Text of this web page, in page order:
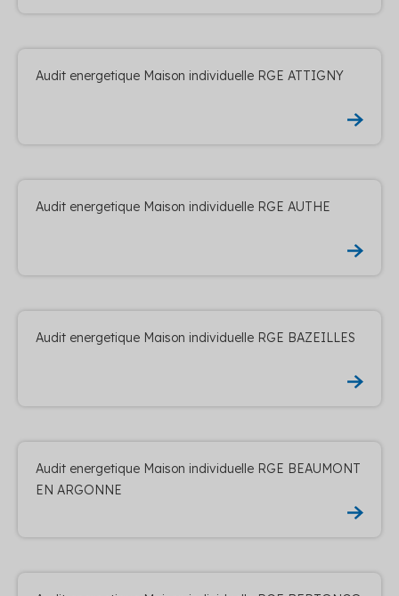
Audit energetique Maison individuelle RGE ATTIGNY
Audit energetique Maison individuelle RGE AUTHE
Audit energetique Maison individuelle RGE BAZEILLES
Audit energetique Maison individuelle RGE BEAUMONT
EN ARGONNE